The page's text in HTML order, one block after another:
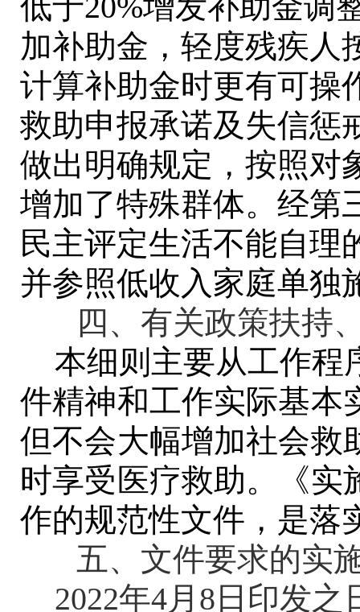
加补助金，轻度残疾人
计算补助金时更有可操
救助申报承诺及失信惩
做出明确规定，按照对
增加了特殊群体。经第
民主评定生活不能自理
并参照低收入家庭单独
四、有关政策扶持
本细则主要从工作程
件精神和工作实际基本
但不会大幅增加社会救
时享受医疗救助。《实
作的规范性文件，是落
五、文件要求的实
2022年4月 8 日印发之